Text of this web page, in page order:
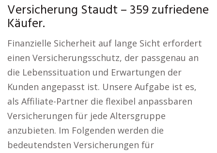
Versicherung Staudt – 359 zufriedene
Käufer.
Finanzielle Sicherheit auf lange Sicht erfordert
einen Versicherungsschutz, der passgenau an
die Lebenssituation und Erwartungen der
Kunden angepasst ist. Unsere Aufgabe ist es,
als Affiliate-Partner die flexibel anpassbaren
Versicherungen für jede Altersgruppe
anzubieten. Im Folgenden werden die
bedeutendsten Versicherungen für